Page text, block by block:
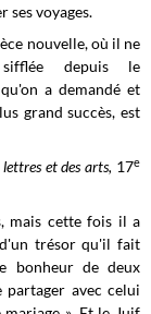
ses voyages.
nouvelle, où il ne
depuis le
a demandé et
grand succès, est
et des arts, 17e
mais cette fois il a
trésor qu'il fait
bonheur de deux
avec celui